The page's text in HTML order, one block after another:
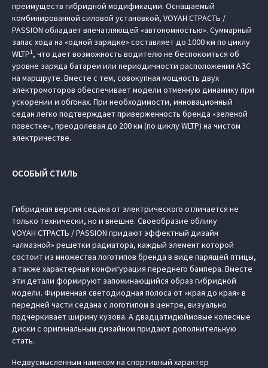
преимуществ гибридной модификации. Оснащаемый
комбинированной силовой установкой, VOYAH СТРАСТЬ /
PASSION обладает впечатляющей «автономностью». Суммарный
запас хода на «одной зарядке» составляет до 1000 км по циклу
WLTP1, что дает возможность водителю не беспокоиться об
уровне заряда батареи или периодичности расположения АЗС
на маршруте. Вместе с тем, совокупная мощность двух
электромоторов обеспечивает модели отменную динамику при
ускорении и обгонах. При необходимости, инновационный
седан легко подтверждает приверженность бренда «зеленой
повестке», преодолевая до 200 км (по циклу WLTP) на чистом
электричестве.
ОСОБЫЙ СТИЛЬ
Гибридная версия седана от электрического отличается не
только технически, но и внешне. Своеобразие облику
VOYAH СТРАСТЬ / PASSION придают эффектный дизайн
«алмазной» решетки радиатора, каждый элемент которой
состоит из множества логотипов бренда в виде парящей птицы,
а также характерная конфигурация переднего бампера. Вместе
эти детали формируют запоминающийся образ гибридной
модели. Фирменная светодиодная полоса от «края до края» в
передней части седана с логотипом в центре, визуально
подчеркивает ширину кузова. А двадцатидюймовые колесные
диски с оригинальным дизайном придают дополнительную
стать.
Недвусмысленным намеком на спортивный характер